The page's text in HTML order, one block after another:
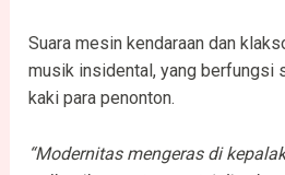
Suara mesin kendaraan dan
musik insidental, yang berfungsi
kaki para penonton.
“Modernitas mengeras di